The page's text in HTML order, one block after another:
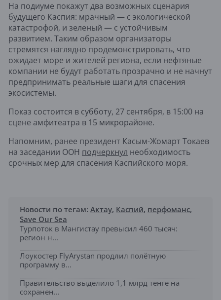
На подиуме покажут два возможных сценария
будущего Каспия: мрачный — с экологической
катастрофой, и зеленый — с устойчивым
развитием. Таким образом организаторы
стремятся наглядно продемонстрировать, что
ожидает море и жителей региона, если нефтяные
компании не будут работать прозрачно и не начнут
предпринимать реальные шаги для спасения
экосистемы.
Показ состоится в субботу, 27 сентября, в 15:00 на
сцене амфитеатра в 15 микрорайоне.
Напомним, ранее президент Касым-Жомарт Токаев
на заседании ООН подчеркнул необходимость
срочных мер для спасения Каспийского моря.
Новости по тегам: Актау, Каспий, перфоманс,
Save Our Sea
Турпоток в Мангистау превысил 460 тысяч:
регион н...
Лоукостер FlyArystan продлил полётную
программу в...
Правительство выделило 1,1 млрд тенге на
сохранен...